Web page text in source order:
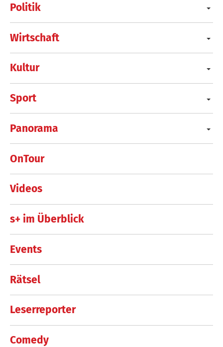
Politik
Wirtschaft
Kultur
Sport
Panorama
OnTour
Videos
s+ im Überblick
Events
Rätsel
Leserreporter
Comedy